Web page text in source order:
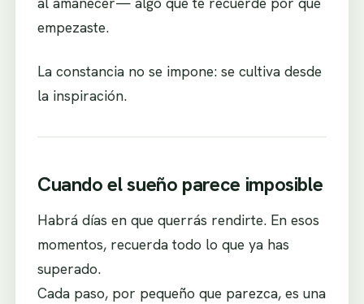
empezaste.
La constancia no se impone: se cultiva desde
la inspiración.
Cuando el sueño parece imposible
Habrá días en que querrás rendirte. En esos
momentos, recuerda todo lo que ya has
superado.
Cada paso, por pequeño que parezca, es una